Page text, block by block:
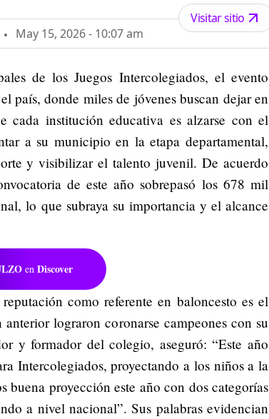
May 15, 2026 - 10:07 am
Visitar sitio
de los Juegos Intercolegiados, el evento
país, donde miles de jóvenes buscan dejar en
institución educativa es alzarse con el
a su municipio en la etapa departamental,
y visibilizar el talento juvenil. De acuerdo
de este año sobrepasó los 678 mil
lo que subraya su importancia y el alcance
en Discover
como referente en baloncesto es el
lograron coronarse campeones con su
y formador del colegio, aseguró: “Este año
Intercolegiados, proyectando a los niños a la
proyección este año con dos categorías
a nivel nacional”. Sus palabras evidencian